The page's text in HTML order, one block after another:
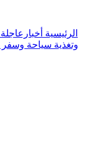
الرئيسية أخبارعاجلة
وتغذية سياحة وسفر